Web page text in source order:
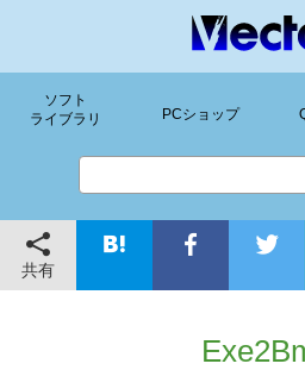
ソフト
ライブラリ
PCショップ
共有